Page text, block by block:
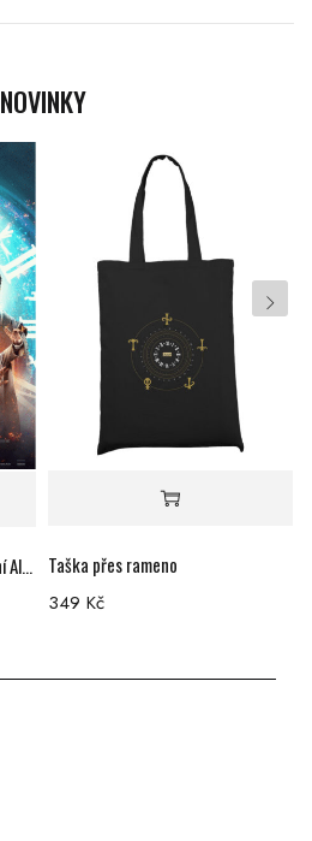
NOVINKY
Oficiální A3 plakát filmu Zrození Alchymistky
Taška přes rameno
349Kč